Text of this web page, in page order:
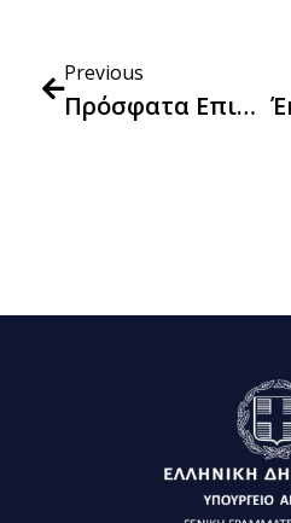
Previous
Πρόσφατα Επικαιροποιημένα Κριτήρια ΠΔΣ Για Οδικές Μεταφορές Που Δημοσιεύθηκαν Από Την Ευρωπαϊκή Επιτροπή